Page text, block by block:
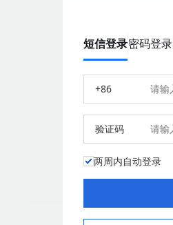
短信登录密码登录
+86
验证码
两周内自动登录